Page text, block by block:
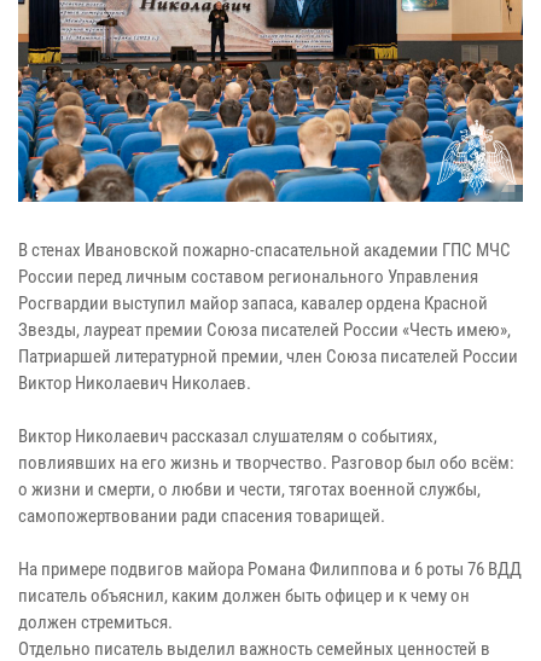
В стенах Ивановской пожарно-спасательной академии ГПС МЧС
России перед личным составом регионального Управления
Росгвардии выступил майор запаса, кавалер ордена Красной
Звезды, лауреат премии Союза писателей России «Честь имею»,
Патриаршей литературной премии, член Союза писателей России
Виктор Николаевич Николаев.
Виктор Николаевич рассказал слушателям о событиях,
повлиявших на его жизнь и творчество. Разговор был обо всём:
о жизни и смерти, о любви и чести, тяготах военной службы,
самопожертвовании ради спасения товарищей.
На примере подвигов майора Романа Филиппова и 6 роты 76 ВДД
писатель объяснил, каким должен быть офицер и к чему он
должен стремиться.
Отдельно писатель выделил важность семейных ценностей в